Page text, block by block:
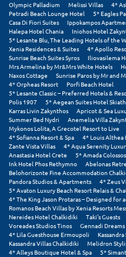
Π
Πάλαιρος
Παξοί
Παραλία Κατερίνης
Παραλία Λιτοχώρου
Παράλιο Άστρος
Πάργα
Παρνασσός
Πάρος
Πάτμος
Olympic Palladium
Melissi Villas
4*
Petradi Beach Lounge Hotel
5* Eagles
Casa Di Fiori Suites
Ippokampos
Halepa Hotel Chania
Iniohos Hotel
5* Lesante Blu, The Leading Hotels of the
Xenia Residences & Suites
4* Apollo
Sunrise Beach Suites Syros
Iliovasilema
Mrs Armelina by Mr&Mrs White Hotels
Naxos Cottage
Sunrise Paros by Mr and
4* Orpheas Resort
Porfi Beach Hotel
5* Lesante Classic – Preferred Hotels &
Polis 1907
5* Aegean Suites Hotel
Karras Livin Zakynthos
Apricot & Sea
Summer Bed Nydri
Anemelia Villa
Mykonos Lolita, A Grecotel Resort to Live
4* Sofianna Resort & Spa
4* Louis Althea
Zante Vista Villas
4* Aqua Serenity
Anastasia Hotel Crete
5* Amada
Ink Hotel Phos Rethymno
Abelonas
Belohorizonte Fine Accommodation
Pandora Studios & Apartments
4* Zeus
5* Avaton Luxury Beach Resort Relais &
4* The King Jason Protaras – Designed for
Romanos Beach Villas by Xenia Resorts
Nereides Hotel Chalkidiki
Taki's Guests
Voreades Studios Tinos
Gennadi
4* Lila Guesthouse Ermoupoli
Kassandra Villas Chalkidiki
Melidron
4* Alleys Boutique Hotel & Spa
5*